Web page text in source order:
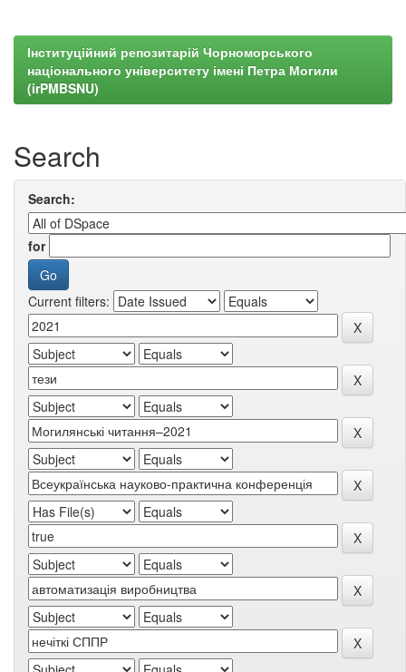
Інституційний репозитарій Чорноморського
національного університету імені Петра Могили
(irPMBSNU)
Search
Search:
for
Current filters: